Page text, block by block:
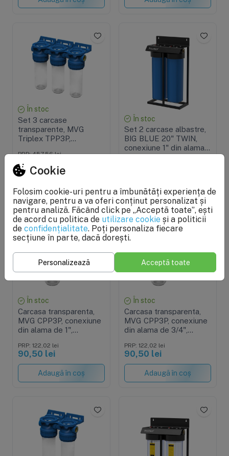
În stoc
Set 3 carcase
transparente, MVG
Triplex TPP3P,
3/4", rezistenta 8 bar
PRP: 457,56 lei
305,04 lei
În stoc
Set 2 carcase albastre,
BIG BLUE 20" TWIN,
conexiune 1" din alama,
cheie, supapa presiune
Adaugă în coș
În stoc
Carcasa transparenta,
MVG CPP3P, conexiune
din alama de 1",
PRP: 122,02 lei
90,50 lei
Adaugă în coș
În stoc
Carcasa transparenta,
MVG CPP3P, conexiune
din alama de 3/4",
PRP: 122,02 lei
90,50 lei
Adaugă în coș
Cookie
Folosim cookie-uri pentru a îmbunătăți experiența de
navigare, pentru a va oferi conținut personalizat și
pentru analiză. Făcând click pe „Acceptă toate”, ești
de acord cu politica de utilizare cookie și a politicii
de confidențialitate. Poți personaliza fiecare
secțiune în parte, dacă dorești.
Personalizează Acceptă toate